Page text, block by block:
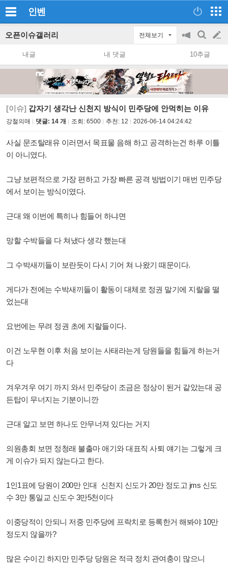
인벤
오픈이슈갤러리 전체보기
공
지
on/off
검
색
글
쓰
내글 내 댓글 10추글
[이슈] 갑자기 생각난 신천지 방식이 민주당에 안먹히는 이유
강철의매 댓글: 14 개 조회: 6500 추천: 12 2026-06-14 04:24:42
사실 문조탈래유 이러면서 목표물 음해 하고 공격하는건 하루 이틀
이 아니였다.
그냥 보편적으로 가장 편하고 가장 빠른 공격 방법이기 매번 민주당
에서 보이는 방식이였다.
근대 왜 이번에 특히나 힘들어 하냐면
망할 수박들을 다 쳐냈다 생각 했는대
그 수박새끼들이 보란듯이 다시 기어 쳐 나왔기 때문이다.
게다가 전에는 수박새끼들이 활동이 대체로 정권 말기에 지랄을 떨
었는대
요번에는 무려 정권 초에 지랄들이다.
이건 노무현 이후 처음 보이는 사태라는게 당원들을 힘들게 하는거
다
겨우겨우 여기 까지 와서 민주당이 조금은 정상이 된거 같았는대 공
든탑이 무너지는 기분이니깐
근대 알고 보면 하나도 안무너져 있다는 거지
의원총회 보면 정청래 불출마 애기와 대표직 사퇴 얘기는 그렇게 크
게 이슈가 되지 않는다고 한다.
1인1표에 당원이 200만 인대 신천지 신도가 20만 정도고 jms 신도
수 3만 통일교 신도수 3만5천이다
이중당적이 안되니 저중 민주당에 프락치로 등록한거 해봐야 10만
정도지 않을까?
많은 수이긴 하지만 민주당 당원은 적극 정치 관여충이 많으니